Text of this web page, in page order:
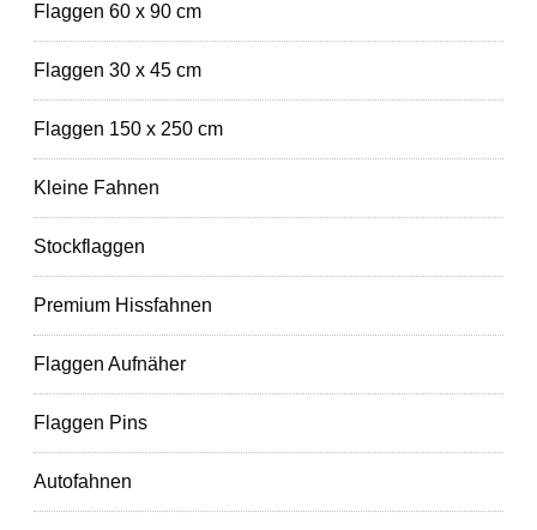
Flaggen 60 x 90 cm
Flaggen 30 x 45 cm
Flaggen 150 x 250 cm
Kleine Fahnen
Stockflaggen
Premium Hissfahnen
Flaggen Aufnäher
Flaggen Pins
Autofahnen